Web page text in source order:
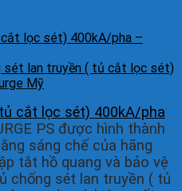
lọc sét) 400kA/pha –
sét lan truyền ( tủ cắt lọc sét)
Mỹ
cắt lọc sét) 400kA/pha
PS được hình thành
sáng chế của hãng
tắt hồ quang và bảo vệ
chống sét lan truyền ( tủ